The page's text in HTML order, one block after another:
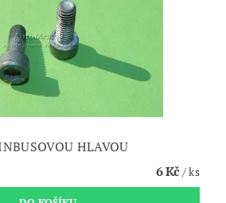
HLAVOU
6 Kč/ ks